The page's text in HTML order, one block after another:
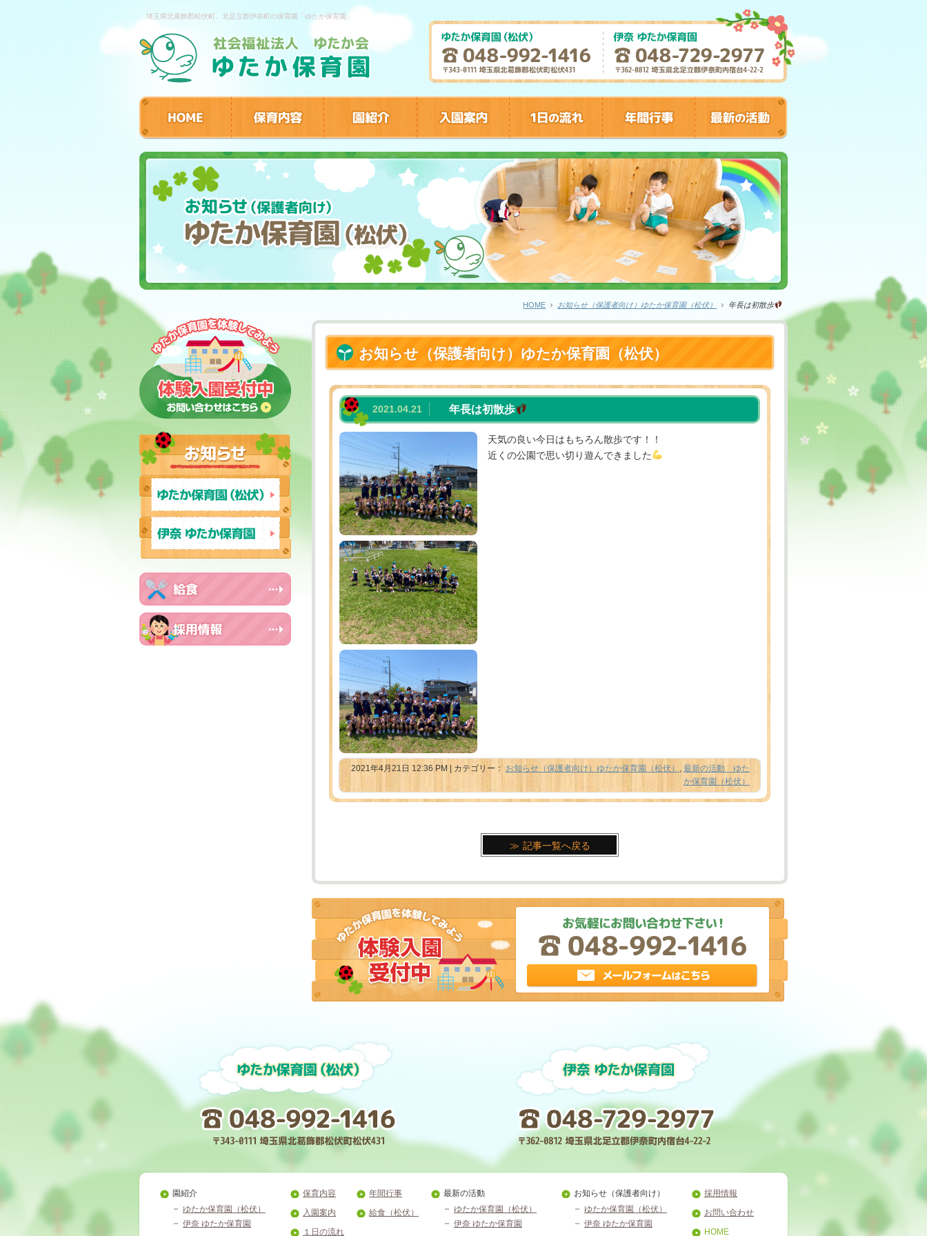
埼玉県北葛飾郡松伏町、北足立郡伊奈町の保育園「ゆたか保育園」
HOME お知らせ（保護者向け）ゆたか保育園（松伏） 年長は初散歩
お知らせ（保護者向け）ゆたか保育園（松伏）
年長は初散歩
2021.04.21
天気の良い今日はもちろん散歩です！！
近くの公園で思い切り遊んできました
2021年4月21日 12:36 PM | カテゴリー： お知らせ（保護者向け）ゆたか保育園（松伏） , 最新の活動 ゆた
か保育園（松伏）
記事一覧へ戻る
園紹介
ゆたか保育園（松伏）
伊奈 ゆたか保育園
保育内容
入園案内
１日の流れ
年間行事
給食（松伏）
最新の活動
ゆたか保育園（松伏）
伊奈 ゆたか保育園
お知らせ（保護者向け）
ゆたか保育園（松伏）
伊奈 ゆたか保育園
採用情報
お問い合わせ
HOME